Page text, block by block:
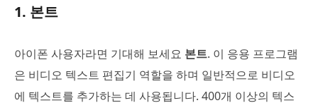
1. 본트
아이폰 사용자라면 기대해 보세요 본트. 이 응용 프로그램
은 비디오 텍스트 편집기 역할을 하며 일반적으로 비디오
에 텍스트를 추가하는 데 사용됩니다. 400개 이상의 텍스